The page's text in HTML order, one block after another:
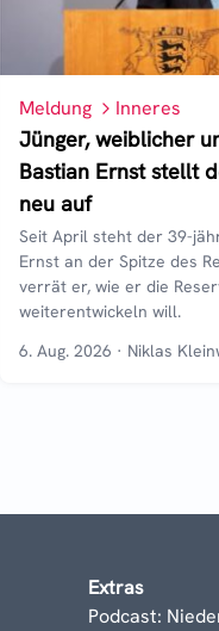
Meldung Inneres
Jünger, weiblicher
Bastian Ernst stellt
neu auf
Seit April steht der 39-
Ernst an der Spitze des
verrät er, wie er die
weiterentwickeln will.
6. Aug. 2026 · Niklas
Extras
Podcast: